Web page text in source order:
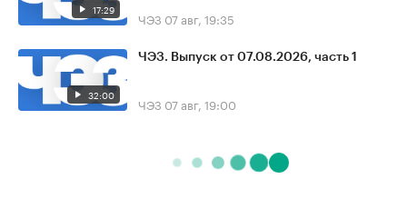
17:29 ЧЭЗ 07 авг, 19:35
32:00
ЧЭЗ. Выпуск от 07.08.2026, часть 1
ЧЭЗ 07 авг, 19:00